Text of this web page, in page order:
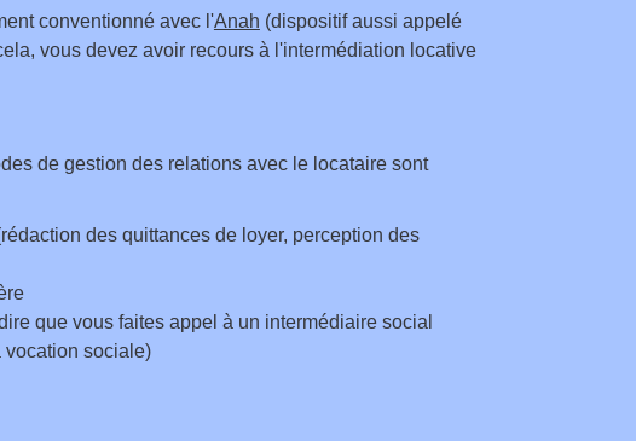
conventionné avec l'Anah (dispositif aussi appelé
vous devez avoir recours à l'intermédiation locative
de gestion des relations avec le locataire sont
des quittances de loyer, perception des
que vous faites appel à un intermédiaire social
vocation sociale)